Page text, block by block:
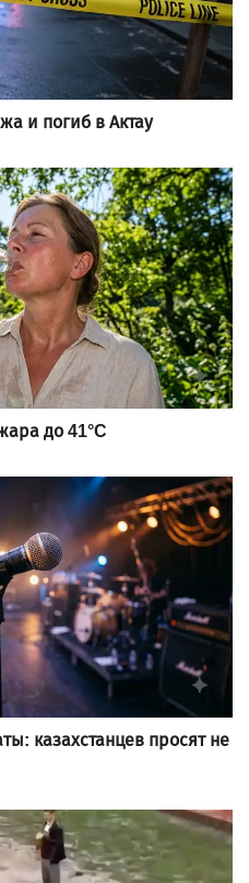
и погиб в Актау
до 41°C
казахстанцев просят не